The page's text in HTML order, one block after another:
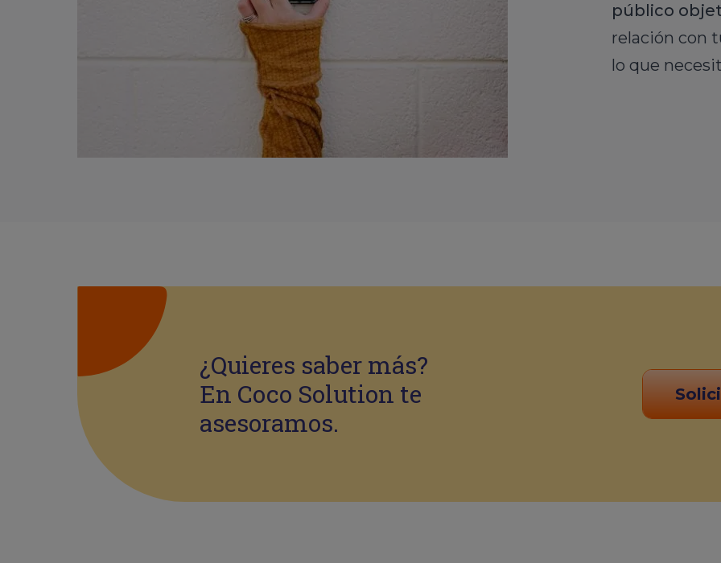
público
relación con
lo que
¿Quieres saber más?
En Coco Solution te
asesoramos.